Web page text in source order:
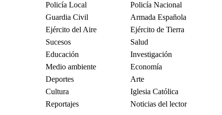
Policía Local
Policía Nacional
Guardia Civil
Armada Española
Ejército del Aire
Ejército de Tierra
Sucesos
Salud
Educación
Investigación
Medio ambiente
Economía
Deportes
Arte
Cultura
Iglesia Católica
Reportajes
Noticias del lector